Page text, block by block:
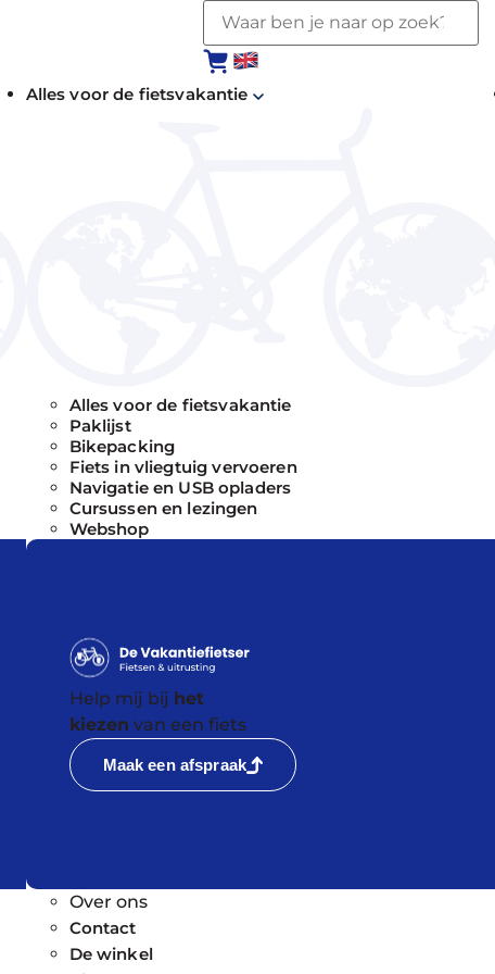
Alles voor de fietsvakantie
Alles voor de fietsvakantie
Paklijst
Bikepacking
Fiets in vliegtuig vervoeren
Navigatie en USB opladers
Cursussen en lezingen
Webshop
Help mij bij het
kiezen van een fiets
Maak een afspraak
Over ons
Contact
De winkel